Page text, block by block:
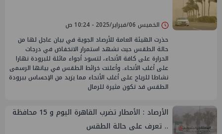
الخميس 06/فبراير/2025 - 10:24 ص
حذرت الهيئة العامة للأرصاد الجوية في بيان عاجل لها من
حالة الطقس حيث نشهد استمرار الانخفاض في درجات
الحرارة على كافة الأنحاء، لتسود أجواء مائلة للبرودة نهارا
على أغلب الأنحاء. وأعلنت خرائط الطقس في بيانها الرسمى
نشاطا للرياح على أغلب الأنحاء مما يزيد من الإحساس ببرودة
الطقس قد تكون مثيرة للرمال
الأرصاد : الأمطار تضرب القاهرة اليوم و 15 محافظة
.. تعرف على حالة الطقس